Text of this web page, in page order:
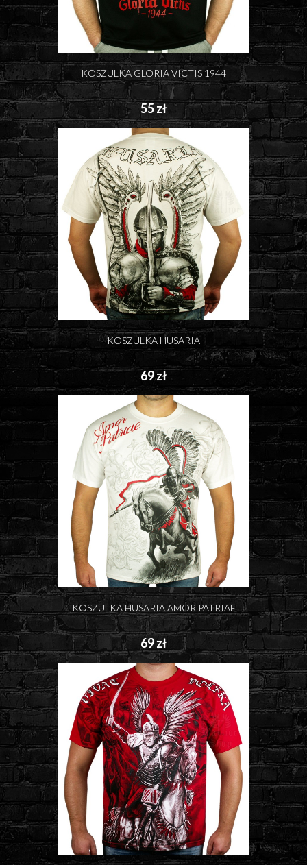
KOSZULKA GLORIA VICTIS 1944
55 zł
KOSZULKA HUSARIA
69 zł
KOSZULKA HUSARIA AMOR PATRIAE
69 zł